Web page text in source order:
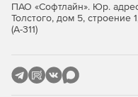
открывать публичный
Сервис
видеовстреч по ссылке.
ПАО «Софтлайн». Юр.
Толстого, дом 5,
(А-311)